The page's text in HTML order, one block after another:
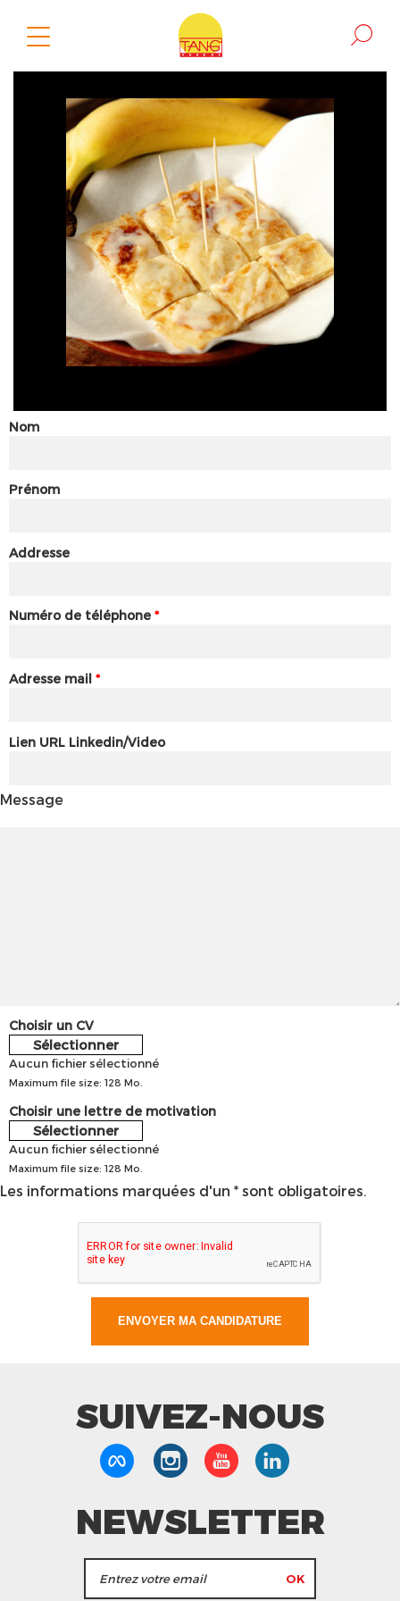
Nom
Prénom
Addresse
Numéro de téléphone *
Adresse mail *
Lien URL Linkedin/Video
Message
Choisir un CV
Sélectionner
Aucun fichier sélectionné
Maximum file size: 128 Mo.
Choisir une lettre de motivation
Sélectionner
Aucun fichier sélectionné
Maximum file size: 128 Mo.
Les informations marquées d'un * sont obligatoires.
SUIVEZ-NOUS
NEWSLETTER